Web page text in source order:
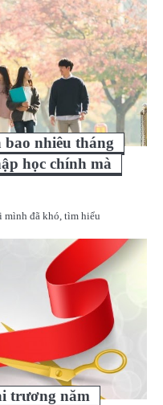
bao nhiêu tháng
học chính mà
mình đã khó, tìm hiểu
trương năm